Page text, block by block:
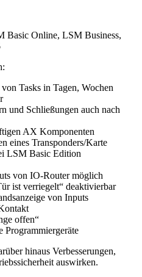
Basic Online, LSM Business,
Tasks in Tagen, Wochen
und Schließungen auch nach
AX Komponenten
eines Transponders/Karte
LSM Basic Edition
von IO-Router möglich
ist verriegelt“ deaktivierbar
von Inputs
offen“
Programmiergeräte
hinaus Verbesserungen,
auswirken.